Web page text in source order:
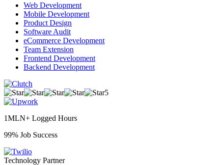
Web Development
Mobile Development
Product Design
Software Audit
eCommerce Development
Team Extension
Frontend Development
Backend Development
5
1MLN+ Logged Hours
99% Job Success
Technology Partner